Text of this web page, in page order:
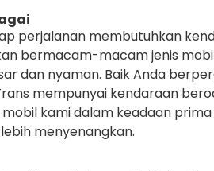
perjalanan membutuhkan
bermacam-macam jenis
dan nyaman. Baik Anda
mempunyai kendaraan
kami dalam keadaan
menyenangkan.